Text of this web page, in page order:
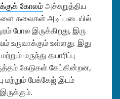
கோலம்அச்சுறுத்திய
கலைகள் அடிப்படையில்
போல இருக்கிறது, இரு
உருவாக்கும் உள்ளது. இது
மருந்து தயாரிப்பு
கேடுகள் கேட்கின்றன,
மற்றும் பேக்கேஜ் இடம்